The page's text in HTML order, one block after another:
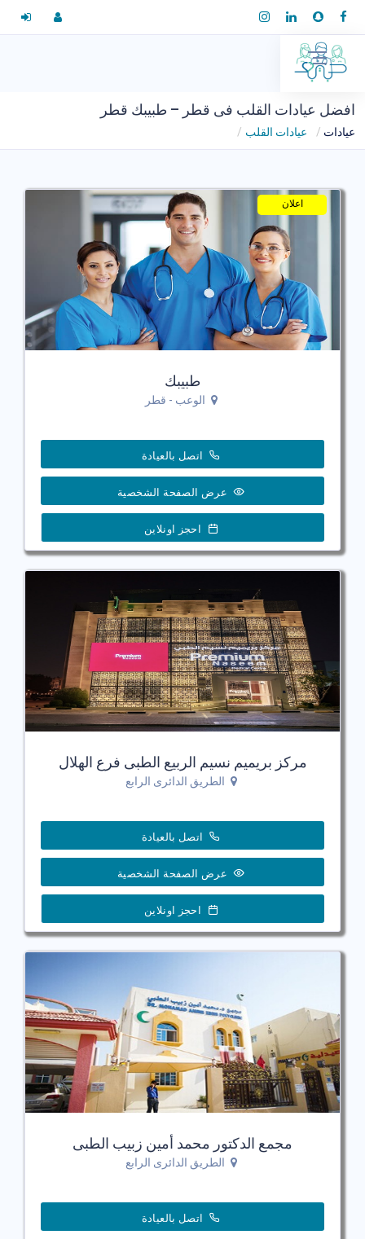
افضل عيادات القلب فى قطر – طبيبك قطر
عيادات عيادات القلب
اعلان
طبيبك
الوعب - قطر
اتصل بالعيادة
عرض الصفحة الشخصية
احجز اونلاين
مركز بريميم نسيم الربيع الطبى فرع الهلال
الطريق الدائرى الرابع
اتصل بالعيادة
عرض الصفحة الشخصية
احجز اونلاين
مجمع الدكتور محمد أمين زبيب الطبى
الطريق الدائرى الرابع
اتصل بالعيادة